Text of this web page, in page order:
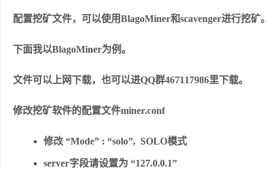
配置挖矿文件，可以使用BlagoMiner和scavenger进行挖矿。
下面我以BlagoMiner为例。
文件可以上网下载，也可以进QQ群467117986里下载。
修改挖矿软件的配置文件miner.conf
修改 “Mode” : “solo”, SOLO模式
server字段请设置为 “127.0.0.1”